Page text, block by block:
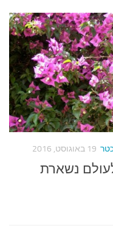
19 באוגוסט, 2016
נשארת